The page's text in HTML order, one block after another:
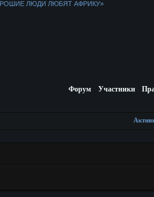
ЛЮДИ ЛЮБЯТ АФРИКУ»
Форум Участники